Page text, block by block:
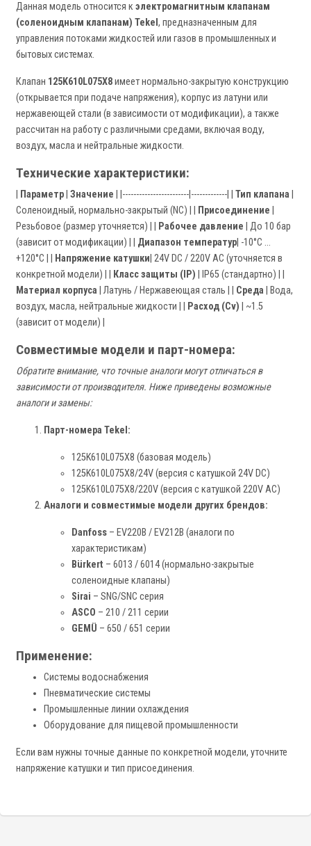
Данная модель относится к электромагнитным клапанам
(соленоидным клапанам) Tekel , предназначенным для
управления потоками жидкостей или газов в промышленных и
бытовых системах.
Клапан 125K610L075X8имеет нормально-закрытую конструкцию
(открывается при подаче напряжения), корпус из латуни или
нержавеющей стали (в зависимости от модификации), а также
рассчитан на работу с различными средами, включая воду,
воздух, масла и нейтральные жидкости.
Технические характеристики:
Параметр Значение | |------------------------|-------------| | Тип клапана
Соленоидный, нормально-закрытый (NC) | |
Присоединение
Резьбовое (размер уточняется) | |
Рабочее давление | До 10 бар
(зависит от модификации) | | Диапазон температур | -10°C ...
+120°C | |
Напряжение катушки | 24V DC / 220V AC (уточняется в
конкретной модели) | |
Класс защиты (IP) | IP65 (стандартно) | |
Материал корпуса | Латунь / Нержавеющая сталь | | Среда | Вода,
воздух, масла, нейтральные жидкости | |
Расход (Cv) | ~1.5
(зависит от модели) |
Совместимые модели и парт-номера:
Обратите внимание, что точные аналоги могут отличаться в
зависимости от производителя. Ниже приведены возможные
аналоги и замены:
Парт-номера Tekel:
125K610L075X8 (базовая модель)
125K610L075X8/24V (версия с катушкой 24V DC)
125K610L075X8/220V (версия с катушкой 220V AC)
Аналоги и совместимые модели других брендов:
Danfoss – EV220B / EV212B (аналоги по
характеристикам)
Bürkert – 6013 / 6014 (нормально-закрытые
соленоидные клапаны)
Sirai – SNG/SNC серия
ASCO – 210 / 211 серии
GEMÜ – 650 / 651 серии
Применение:
Системы водоснабжения
Пневматические системы
Промышленные линии охлаждения
Оборудование для пищевой промышленности
Если вам нужны точные данные по конкретной модели, уточните
напряжение катушки и тип присоединения.